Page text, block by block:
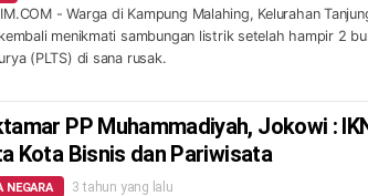
- Warga di Kampung Malahing, Kelurahan
menikmati sambungan listrik setelah hampir 2
(PLTS) di sana rusak.
PP Muhammadiyah, Jokowi :
Kota Bisnis dan Pariwisata
NEGARA 3 tahun yang lalu